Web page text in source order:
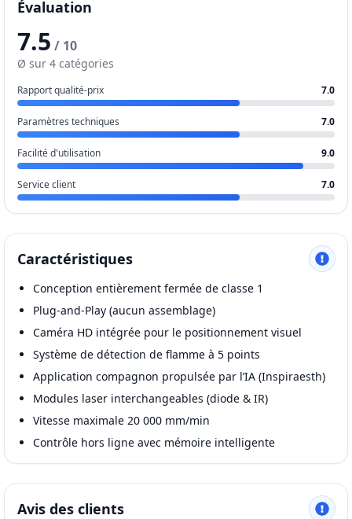
Évaluation
7.5 / 10
Ø sur 4 catégories
Rapport qualité-prix 7.0
Paramètres techniques 7.0
Facilité d'utilisation 9.0
Service client 7.0
Caractéristiques
Conception entièrement fermée de classe 1
Plug-and-Play (aucun assemblage)
Caméra HD intégrée pour le positionnement visuel
Système de détection de flamme à 5 points
Application compagnon propulsée par l’IA (Inspiraesth)
Modules laser interchangeables (diode & IR)
Vitesse maximale 20 000 mm/min
Contrôle hors ligne avec mémoire intelligente
Avis des clients